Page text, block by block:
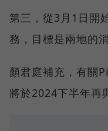
第三，從3月1日開
務，目標是兩地的
顏君庭補充，有關
將於2024下半年再